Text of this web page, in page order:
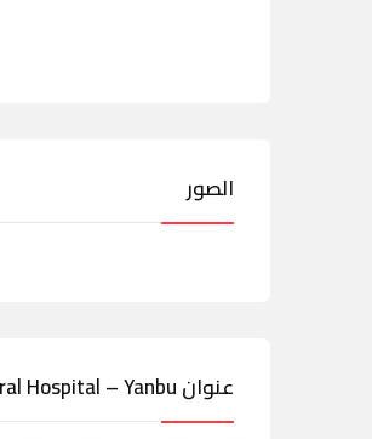
الصور
عنوان Yanbu General Hospital – Yanbu